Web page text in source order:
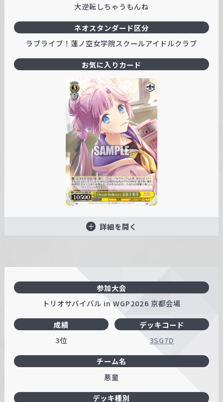
大逆転しちゃうもんね
ネオスタンダード区分
ラブライブ！蓮ノ空女学院スクールアイドルクラブ
お気に入りカード
詳細を開く
参加大会
トリオサバイバル in WGP2026 京都会場
成績
3位
デッキコード
3SG7D
チーム名
悪童
デッキ種別